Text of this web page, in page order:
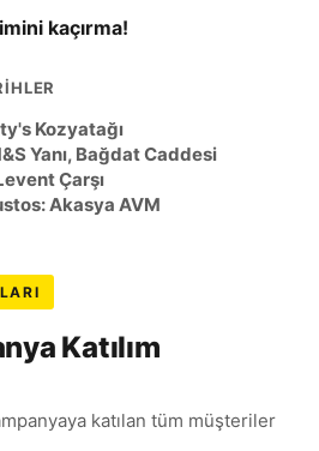
kaçırma!
Kozyatağı
Yanı, Bağdat Caddesi
Çarşı
Akasya AVM
Katılım
katılan tüm müşteriler